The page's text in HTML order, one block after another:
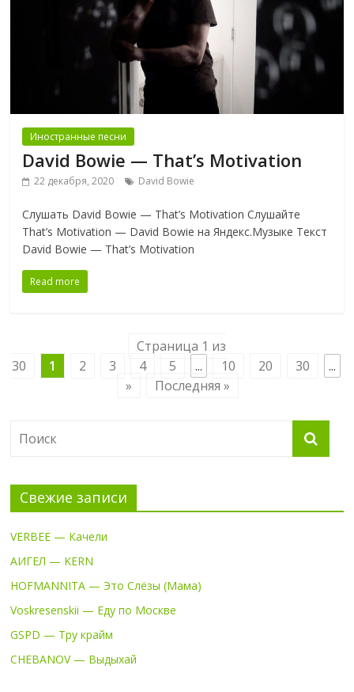
Иностранные песни
David Bowie — That’s Motivation
22 декабря, 2020 David Bowie
Слушать David Bowie — That’s Motivation Слушайте
That’s Motivation — David Bowie на Яндекс.Музыке Текст
David Bowie — That’s Motivation
Read more
Страница 1 из
30
1 2 3 4 5 ... 10 20 30
...
»
Последняя »
Свежие записи
VERBEE — Качели
АИГЕЛ — KERN
HOFMANNITA — Это Слёзы (Мама)
Voskresenskii — Еду по Москве
GSPD — Тру крайм
CHEBANOV — Выдыхай